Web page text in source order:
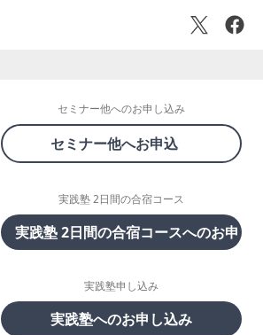
セミナー他へのお申し込み
セミナー他へお申込
実践塾 2日間の合宿コース
実践塾 2日間の合宿コースへのお申し
実践塾申し込み
実践塾へのお申し込み